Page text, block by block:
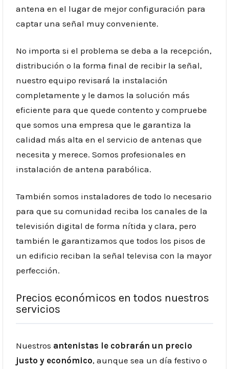
antena en el lugar de mejor configuración para
captar una señal muy conveniente.
No importa si el problema se deba a la recepción,
distribución o la forma final de recibir la señal,
nuestro equipo revisará la instalación
completamente y le damos la solución más
eficiente para que quede contento y compruebe
que somos una empresa que le garantiza la
calidad más alta en el servicio de antenas que
necesita y merece. Somos profesionales en
instalación de antena parabólica.
También somos instaladores de todo lo necesario
para que su comunidad reciba los canales de la
televisión digital de forma nítida y clara, pero
también le garantizamos que todos los pisos de
un edificio reciban la señal televisa con la mayor
perfección.
Precios económicos en todos nuestros
servicios
Nuestros antenistas le cobrarán un precio
justo y económico, aunque sea un día festivo o